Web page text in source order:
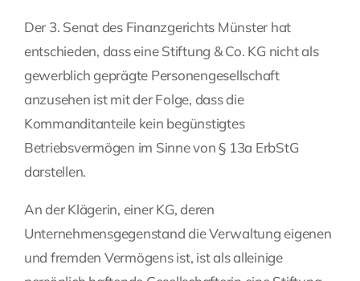
Kontakt
Der 3. Senat des Finanzgerichts Münster hat
entschieden, dass eine Stiftung & Co. KG nicht als
gewerblich geprägte Personengesellschaft
anzusehen ist mit der Folge, dass die
Kommanditanteile kein begünstigtes
Betriebsvermögen im Sinne von § 13a ErbStG
darstellen.
An der Klägerin, einer KG, deren
Unternehmensgegenstand die Verwaltung eigenen
und fremden Vermögens ist, ist als alleinige